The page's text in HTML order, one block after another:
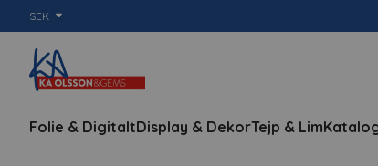
SEK
Folie & DigitaltDisplay & DekorTejp & Lim